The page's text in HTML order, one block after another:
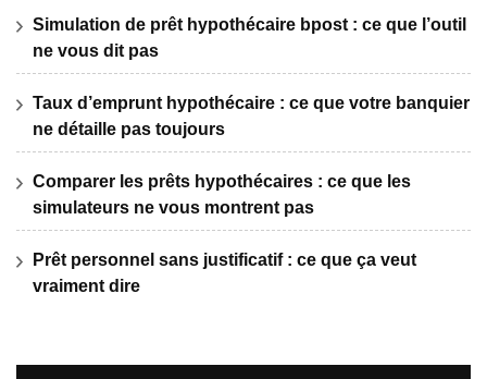
Simulation de prêt hypothécaire bpost : ce que l’outil
ne vous dit pas
Taux d’emprunt hypothécaire : ce que votre banquier
ne détaille pas toujours
Comparer les prêts hypothécaires : ce que les
simulateurs ne vous montrent pas
Prêt personnel sans justificatif : ce que ça veut
vraiment dire